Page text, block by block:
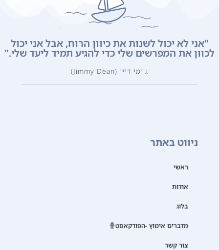
"אני לא יכול לשנות את כיוון הרוח, אבל אני יכול
לכוון את המפרשים שלי כדי להגיע תמיד ליעד שלי."
ג'ימי דיין (Jimmy Dean)
ניווט באתר
ראשי
אודות
בלוג
מדברים אימוץ -הפודקאסט
צור קשר